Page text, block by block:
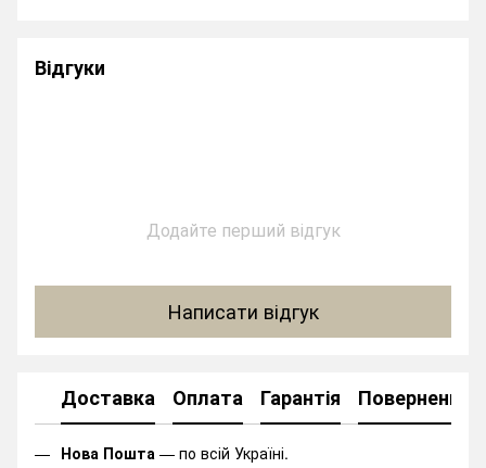
Відгуки
Додайте перший відгук
Написати відгук
Доставка Оплата Гарантія Повернення
Нова Пошта — по всій Україні.